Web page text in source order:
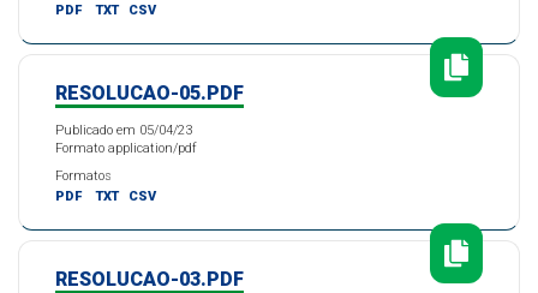
PDF
TXT CSV
RESOLUCAO-05.PDF
Publicado em 05/04/23
Formato application/pdf
Formatos
PDF
TXT CSV
RESOLUCAO-03.PDF